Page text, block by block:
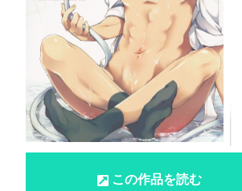
この作品を読む